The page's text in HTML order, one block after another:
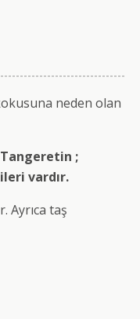
neden olan
;
vardır.
Ayrıca taş